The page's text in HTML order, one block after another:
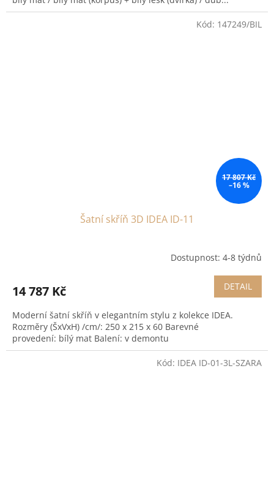
17 807 Kč
–16 %
Šatní skříň 3D IDEA ID-11
Dostupnost: 4-8 týdnů
14 787 Kč DETAIL
Moderní šatní skříň v elegantním stylu z kolekce IDEA.
Rozměry (ŠxVxH) /cm/: 250 x 215 x 60 Barevné
provedení: bílý mat Balení: v demontu
Kód: 147249/BIL
Kód: IDEA ID-01-3L-SZARA